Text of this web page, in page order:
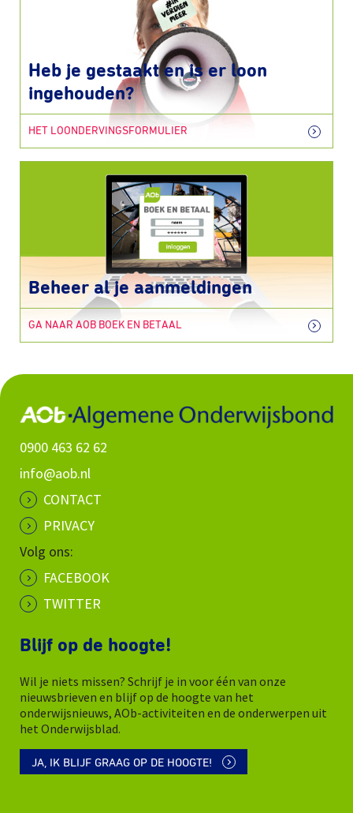
Heb je gestaakt en is er loon
ingehouden?
HET LOONDERVINGSFORMULIER
Beheer al je aanmeldingen
GA NAAR AOB BOEK EN BETAAL
0900 463 62 62
info@aob.nl
CONTACT
PRIVACY
Volg ons:
FACEBOOK
TWITTER
Blijf op de hoogte!
Wil je niets missen? Schrijf je in voor één van onze
nieuwsbrieven en blijf op de hoogte van het
onderwijsnieuws, AOb-activiteiten en de onderwerpen uit
het Onderwijsblad.
JA, IK BLIJF GRAAG OP DE HOOGTE!